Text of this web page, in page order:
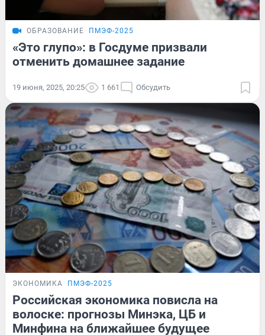
ОБРАЗОВАНИЕ ПМЭФ-2025
«Это глупо»: в Госдуме призвали
отменить домашнее задание
19 июня, 2025, 20:25 1 661 Обсудить
ЭКОНОМИКА ПМЭФ-2025
Российская экономика повисла на
волоске: прогнозы Минэка, ЦБ и
Минфина на ближайшее будущее